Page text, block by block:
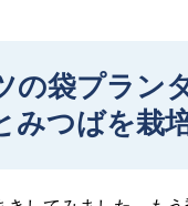
の袋プラン
つばを栽